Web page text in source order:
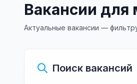
Вакансии для
Актуальные вакансии —
Поиск вакансий